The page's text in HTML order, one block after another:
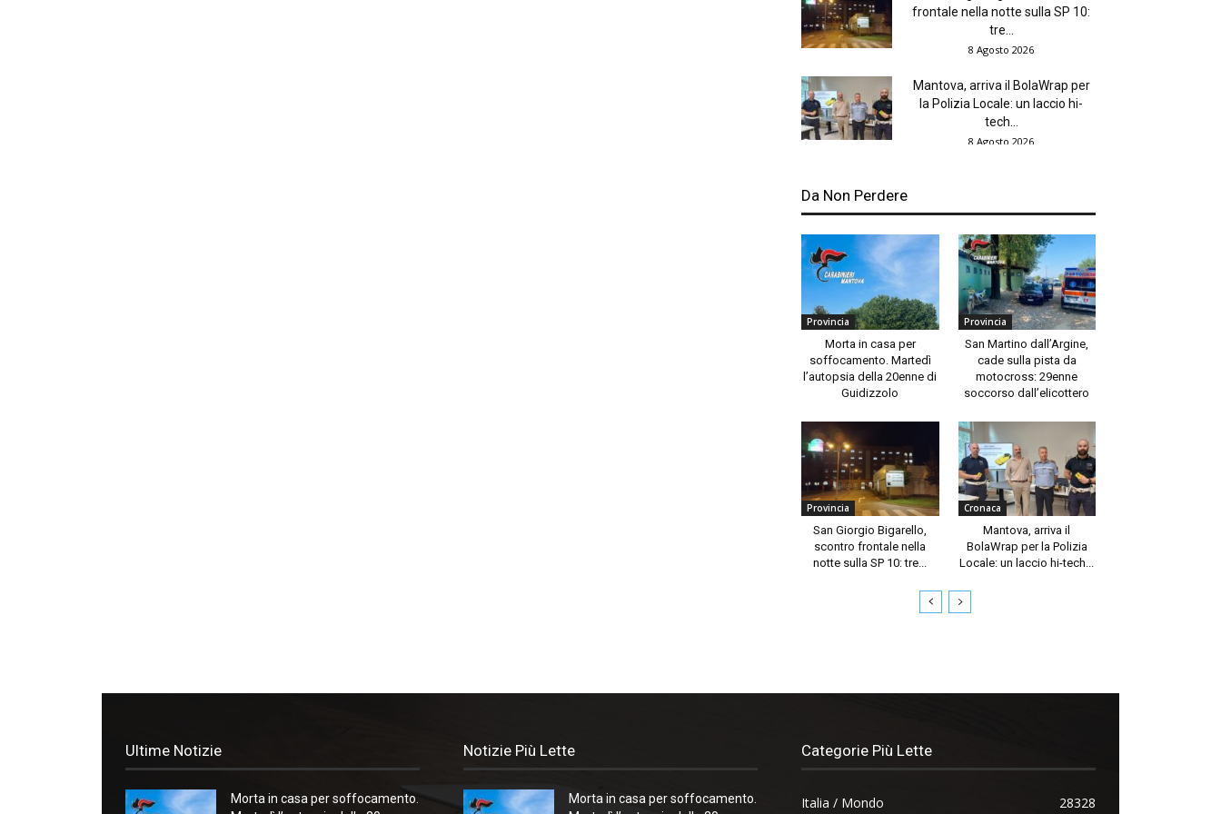
frontale nella notte sulla SP 10:
tre...
8 Agosto 2026
Mantova, arriva il BolaWrap per
la Polizia Locale: un laccio hi-
tech...
8 Agosto 2026
Da Non Perdere
Provincia
Morta in casa per
soffocamento. Martedì
l’autopsia della 20enne di
Guidizzolo
Provincia
San Martino dall’Argine,
cade sulla pista da
motocross: 29enne
soccorso dall’elicottero
Provincia
San Giorgio Bigarello,
scontro frontale nella
notte sulla SP 10: tre...
Cronaca
Mantova, arriva il
BolaWrap per la Polizia
Locale: un laccio hi-tech...
Ultime Notizie
Morta in casa per soffocamento.
Notizie Più Lette
Morta in casa per soffocamento.
Categorie Più Lette
Italia / Mondo 28328